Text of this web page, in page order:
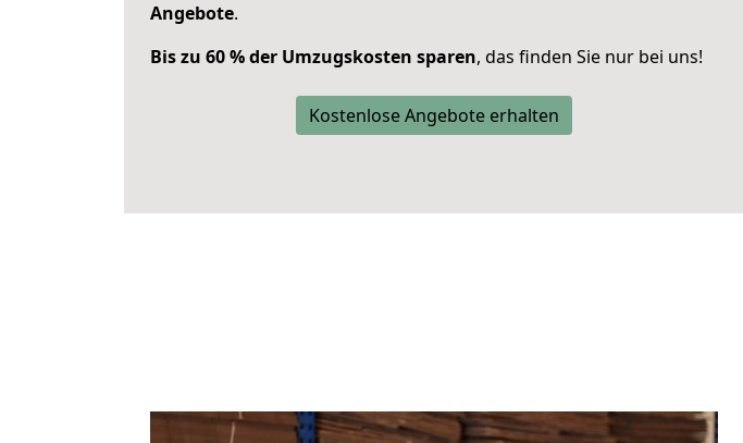
Angebote.
Bis zu 60 % der Umzugskosten sparen, das finden Sie nur bei uns!
Kostenlose Angebote erhalten